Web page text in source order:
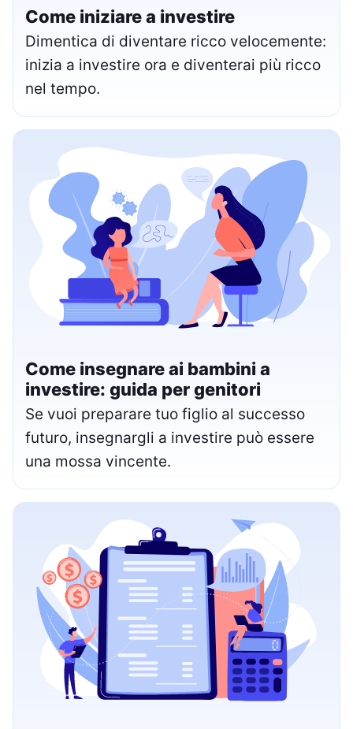
Come iniziare a investire
Dimentica di diventare ricco velocemente:
inizia a investire ora e diventerai più ricco
nel tempo.
Come insegnare ai bambini a
investire: guida per genitori
Se vuoi preparare tuo figlio al successo
futuro, insegnargli a investire può essere
una mossa vincente.